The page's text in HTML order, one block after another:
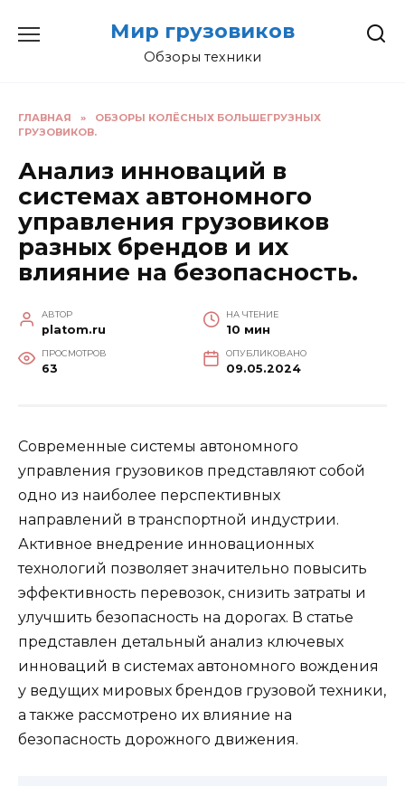
Мир грузовиков
Обзоры техники
ГЛАВНАЯ »
ОБЗОРЫ КОЛЁСНЫХ БОЛЬШЕГРУЗНЫХ
ГРУЗОВИКОВ.
Анализ инноваций в
системах автономного
управления грузовиков
разных брендов и их
влияние на безопасность.
АВТОР
platom.ru
НА ЧТЕНИЕ
10 мин
ПРОСМОТРОВ
63
ОПУБЛИКОВАНО
09.05.2024
Современные системы автономного
управления грузовиков представляют собой
одно из наиболее перспективных
направлений в транспортной индустрии.
Активное внедрение инновационных
технологий позволяет значительно повысить
эффективность перевозок, снизить затраты и
улучшить безопасность на дорогах. В статье
представлен детальный анализ ключевых
инноваций в системах автономного вождения
у ведущих мировых брендов грузовой техники,
а также рассмотрено их влияние на
безопасность дорожного движения.